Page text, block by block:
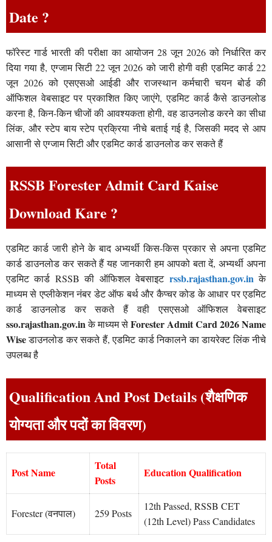
Date ?
फॉरेस्ट गार्ड भारती की परीक्षा का आयोजन 28 जून 2026 को निर्धारित कर
दिया गया है, एग्जाम सिटी 22 जून 2026 को जारी होगी वही एडमिट कार्ड 22
जून 2026 को एसएसओ आईडी और राजस्थान कर्मचारी चयन बोर्ड की
ऑफिशल वेबसाइट पर प्रकाशित किए जाएंगे, एडमिट कार्ड कैसे डाउनलोड
करना है, किन-किन चीजों की आवश्यकता होगी, वह डाउनलोड करने का सीधा
लिंक, और स्टेप बाय स्टेप प्रक्रिया नीचे बताई गई है, जिसकी मदद से आप
आसानी से एग्जाम सिटी और एडमिट कार्ड डाउनलोड कर सकते हैं
RSSB Forester Admit Card Kaise
Download Kare ?
एडमिट कार्ड जारी होने के बाद अभ्यर्थी किस-किस प्रकार से अपना एडमिट
कार्ड डाउनलोड कर सकते हैं यह जानकारी हम आपको बता दें, अभ्यर्थी अपना
एडमिट कार्ड RSSB की ऑफिशल वेबसाइट rssb.rajasthan.gov.in के
माध्यम से एप्लीकेशन नंबर डेट ऑफ बर्थ और कैप्चर कोड के आधार पर एडमिट
कार्ड डाउनलोड कर सकते हैं वही एसएसओ ऑफिशल वेबसाइट
sso.rajasthan.gov.inके माध्यम सेForester Admit Card 2026 Name
Wiseडाउनलोड कर सकते हैं, एडमिट कार्ड निकालने का डायरेक्ट लिंक नीचे
उपलब्ध है
Qualification And Post Details (शैक्षणिक
योग्यता और पदों का विवरण)
Post Name
Total
Posts
Education Qualification
Forester (वनपाल) 259 Posts
12th Passed, RSSB CET
(12th Level) Pass Candidates